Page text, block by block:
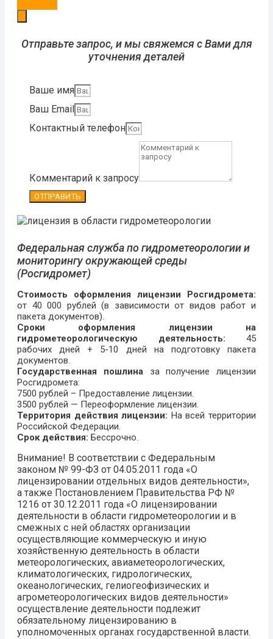
Отправьте запрос, и мы свяжемся с Вами для
уточнения деталей
Ваше имя
Ваш Email
Контактный телефон
Комментарий к запросу
ОТПРАВИТЬ
Федеральная служба по гидрометеорологии и
мониторингу окружающей среды
(Росгидромет)
Стоимость оформления лицензии Росгидромета:
от 40 000 рублей (в зависимости от видов работ и
пакета документов).
Сроки оформления лицензии на
гидрометеорологическую деятельность: 45
рабочих дней + 5-10 дней на подготовку пакета
документов.
Государственная пошлиназа получение лицензии
Росгидромета:
7500 рублей – Предоставление лицензии.
3500 рублей — Переоформление лицензии.
Территория действия лицензии: На всей территории
Российской Федерации.
Срок действия: Бессрочно.
Внимание! В соответствии с Федеральным
законом № 99-ФЗ от 04.05.2011 года «О
лицензировании отдельных видов деятельности»,
а также Постановлением Правительства РФ №
1216 от 30.12.2011 года «О лицензировании
деятельности в области гидрометеорологии и в
смежных с ней областях организации
осуществляющие коммерческую и иную
хозяйственную деятельность в области
метеорологических, авиаметеорологических,
климатологических, гидрологических,
океанологических, гелиогеофизических и
агрометеорологических видов деятельности»
осуществление деятельности подлежит
обязательному лицензированию в
уполномоченных органах государственной власти.